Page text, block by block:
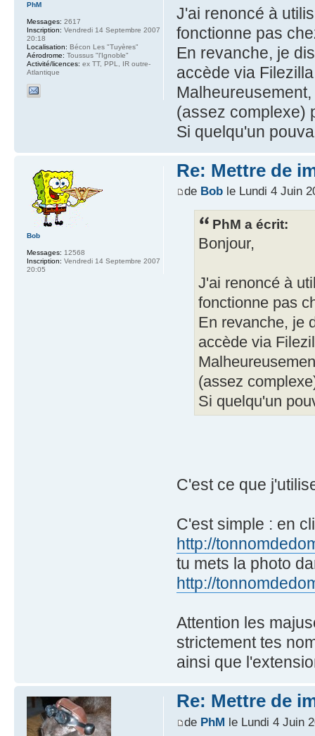
J'ai renoncé à
fonctionne pas
En revanche, je
accède via
(assez complexe)
Si quelqu'un
PhM
Messages: 2617
Inscription: Vendredi 14 Septembre 2007
20:18
Localisation: Bécon Les "Tuyères"
Aérodrome: Toussus "l'Ignoble"
Activité/licences: ex TT, PPL, IR outre-
Atlantique
Re: Mettre de
de Boble Lundi 4 Juin
PhM a écrit:
Bonjour,
J'ai renoncé à
fonctionne pas
En revanche, je
accède via
(assez
Si quelqu'un
C'est ce que
C'est simple : en
http://
tu mets la photo
http://
Attention les
strictement tes
ainsi que
Bob
Messages: 12568
Inscription: Vendredi 14 Septembre 2007
20:05
Re: Mettre de
de PhM le Lundi 4 Juin